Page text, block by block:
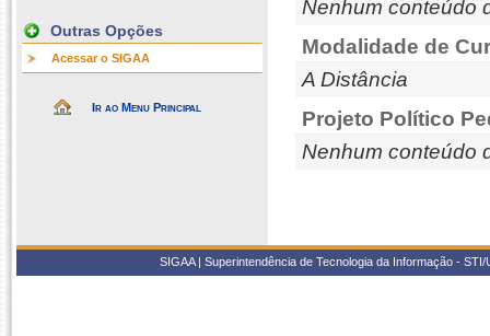
Outras Opções
Acessar o SIGAA
Ir ao Menu Principal
Nenhum conteúdo
Modalidade de
A Distância
Projeto Político
Nenhum conteúdo
SIGAA | Superintendência de Tecnologia da Informação -